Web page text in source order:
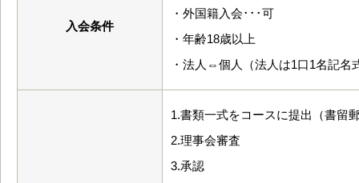
入会条件
・外国籍入会･･･可
・年齢18歳以上
・法人⇔個人（法人は1口1名記名
1.書類一式をコースに提出（書留
2.理事会審査
3.承認